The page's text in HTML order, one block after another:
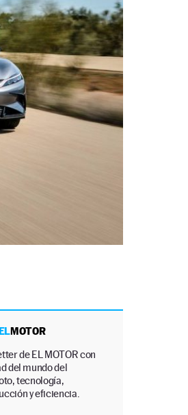
MOTOR
de EL MOTOR con
del mundo del
tecnología,
y eficiencia.